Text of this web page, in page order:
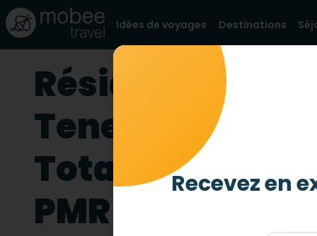
Idées de voyages Destinations
Résidence Spa
Tenerife
Totalement
PMR
Recevez en